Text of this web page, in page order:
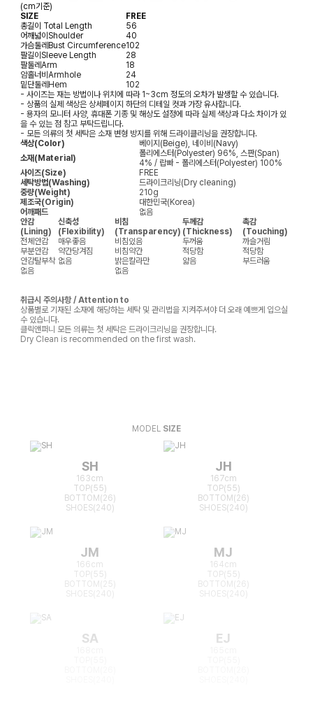
(cm기준)
SIZE
FREE
총길이 Total Length
56
어깨넓이Shoulder
40
가슴둘레Bust Circumference102
팔길이Sleeve Length
28
팔둘레Arm
18
암홀너비Armhole
24
밑단둘레Hem
102
- 사이즈는 재는 방법이나 위치에 따라 1~3cm 정도의 오차가 발생할 수 있습니다.
- 상품의 실제 색상은 상세페이지 하단의 디테일 컷과 가장 유사합니다.
- 용자의 모니터 사양, 휴대폰 기종 및 해상도 설정에 따라 실제 색상과 다소 차이가 있
을 수 있는 점 참고 부탁드립니다.
- 모든 의류의 첫 세탁은 소재 변형 방지를 위해 드라이클리닝을 권장합니다.
색상(Color)
베이지(Beige), 네이비(Navy)
소재(Material)
폴리에스터(Polyester) 96%, 스판(Span)
4% / 랍빠 - 폴리에스터(Polyester) 100%
사이즈(Size)
FREE
세탁방법(Washing)
드라이크리닝(Dry cleaning)
중량(Weight)
210g
제조국(Origin)
대한민국(Korea)
어깨패드
없음
안감
(Lining)
신축성
(Flexibility)
비침
(Transparency)
두께감
(Thickness)
촉감
(Touching)
전체안감
매우좋음 비침있음 두꺼움
까슬거림
부분안감
약간당겨짐 비침약간 적당함
적당함
안감탈부착 없음 밝은칼라만 얇음
부드러움
없음
없음
취급시 주의사항 / Attention to
상품별로 기재된 소재에 해당하는 세탁 및 관리법을 지켜주셔야 더 오래 예쁘게 입으실
수 있습니다.
클릭앤퍼니 모든 의류는 첫 세탁은 드라이크리닝을 권장합니다.
Dry Clean is recommended on the first wash.
MODEL SIZE
SH
163cm
TOP(55)
BOTTOM(26)
SHOES(240)
JH
167cm
TOP(55)
BOTTOM(26)
SHOES(240)
JM
166cm
TOP(55)
BOTTOM(25)
MJ
164cm
TOP(55)
BOTTOM(26)
SA EJ